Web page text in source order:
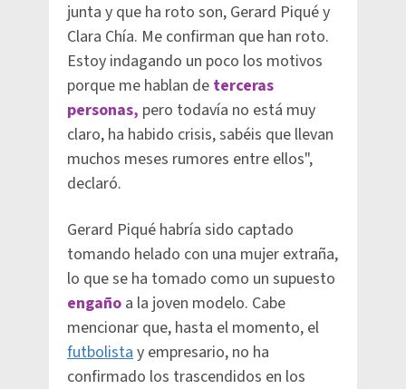
junta y que ha roto son, Gerard Piqué y
Clara Chía. Me confirman que han roto.
Estoy indagando un poco los motivos
porque me hablan de terceras
personas, pero todavía no está muy
claro, ha habido crisis, sabéis que llevan
muchos meses rumores entre ellos",
declaró.
Gerard Piqué habría sido captado
tomando helado con una mujer extraña,
lo que se ha tomado como un supuesto
engaño a la joven modelo. Cabe
mencionar que, hasta el momento, el
futbolistay empresario, no ha
confirmado los trascendidos en los